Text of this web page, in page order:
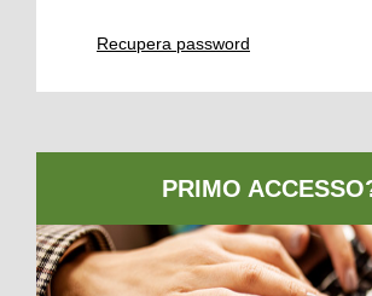
Recupera password